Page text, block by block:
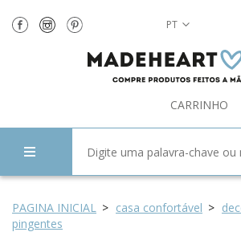
PT
CARRINHO
PAGINA INICIAL casa confortável
pingentes